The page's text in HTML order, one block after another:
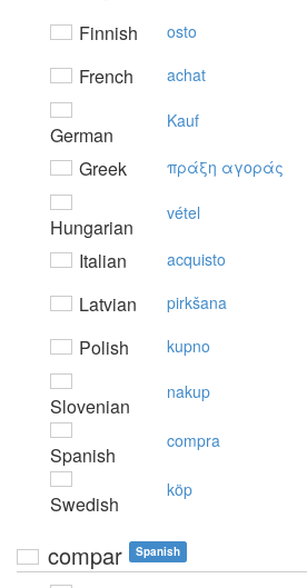
Finnish
osto
French achat
German
Kauf
Greek πράξη αγoράς
Hungarian
vétel
Italian acquisto
Latvian pirkšana
Polish kupno
Slovenian
nakup
Spanish
compra
Swedish
köp
compar Spanish